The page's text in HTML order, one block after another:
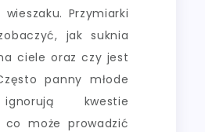
Przymiarki
jak suknia
ciele oraz czy jest
panny młode
kwestie
co może prowadzić